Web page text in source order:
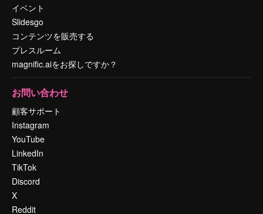
イベント
Slidesgo
コンテンツを販売する
プレスルーム
magnific.aiをお探しですか？
お問い合わせ
顧客サポート
Instagram
YouTube
LinkedIn
TikTok
Discord
X
Reddit